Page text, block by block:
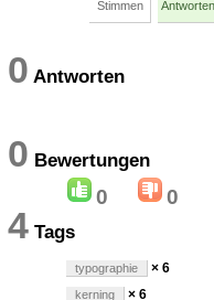
Stimmen Antworten
0 Antworten
0
0 0
4 Tags
typographie × 6
kerning × 6